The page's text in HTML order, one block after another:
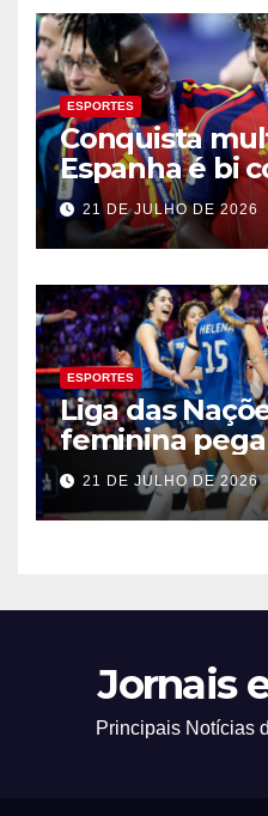
ESPORTES
Conquista
Espanha é bi
filhos de
21 DE JULHO DE 2026
ESPORTES
Liga das
feminina
quarta em 1º
21 DE JULHO DE 2026
Jornais
Principais Notícias